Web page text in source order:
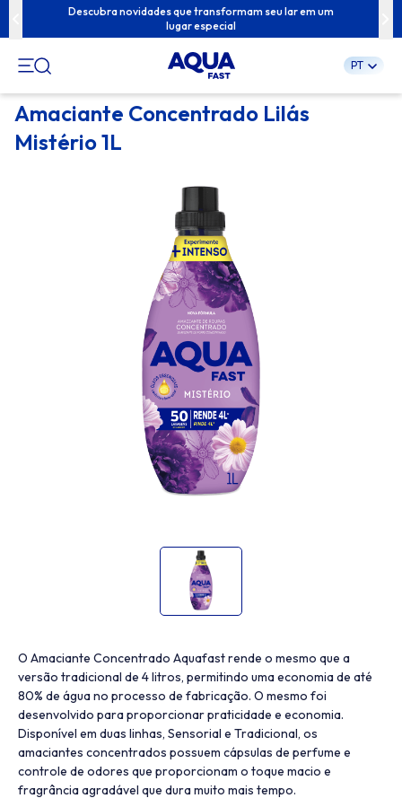
Pular
para
Descubra novidades que transformam seu lar em um
lugar especial
PT
Amaciante Concentrado Lilás
Mistério 1L
O Amaciante Concentrado Aquafast rende o mesmo que a
versão tradicional de 4 litros, permitindo uma economia de até
80% de água no processo de fabricação. O mesmo foi
desenvolvido para proporcionar praticidade e economia.
Disponível em duas linhas, Sensorial e Tradicional, os
amaciantes concentrados possuem cápsulas de perfume e
controle de odores que proporcionam o toque macio e
fragrância agradável que dura muito mais tempo.